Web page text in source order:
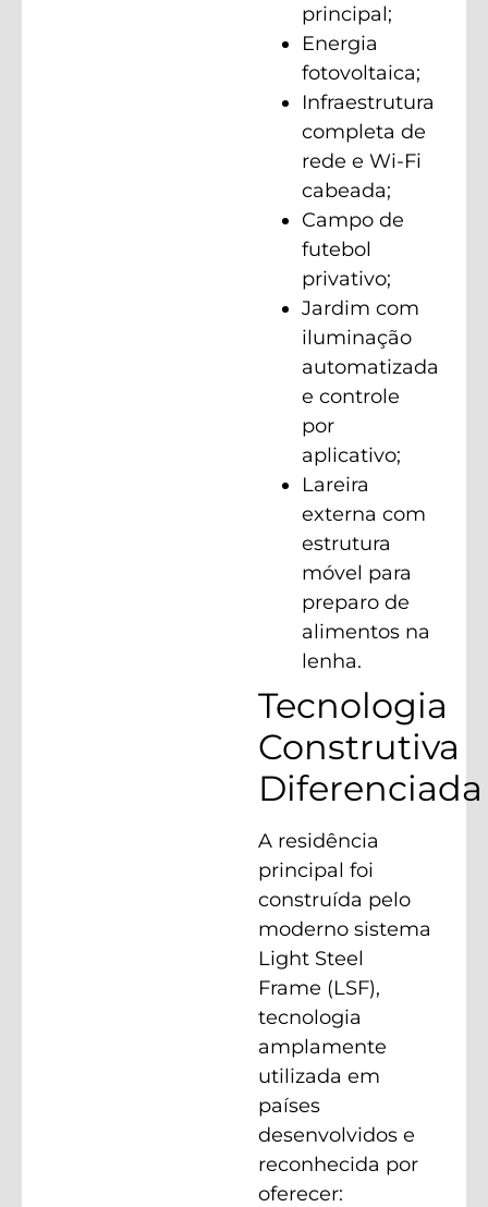
principal;
Energia
fotovoltaica;
Infraestrutura
completa de
rede e Wi-Fi
cabeada;
Campo de
futebol
privativo;
Jardim com
iluminação
automatizada
e controle
por
aplicativo;
Lareira
externa com
estrutura
móvel para
preparo de
alimentos na
lenha.
Tecnologia
Construtiva
Diferenciada
A residência
principal foi
construída pelo
moderno sistema
Light Steel
Frame (LSF),
tecnologia
amplamente
utilizada em
países
desenvolvidos e
reconhecida por
oferecer: